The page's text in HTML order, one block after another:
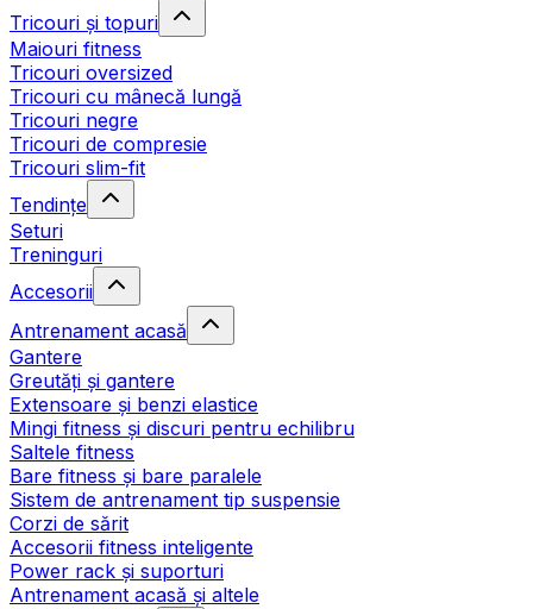
Tricouri și topuri
Maiouri fitness
Tricouri oversized
Tricouri cu mânecă lungă
Tricouri negre
Tricouri de compresie
Tricouri slim-fit
Tendințe
Seturi
Treninguri
Accesorii
Antrenament acasă
Gantere
Greutăți și gantere
Extensoare și benzi elastice
Mingi fitness și discuri pentru echilibru
Saltele fitness
Bare fitness și bare paralele
Sistem de antrenament tip suspensie
Corzi de sărit
Accesorii fitness inteligente
Power rack și suporturi
Antrenament acasă și altele